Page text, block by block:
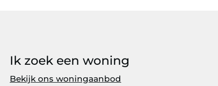
Ik zoek een woning
Bekijk ons woningaanbod